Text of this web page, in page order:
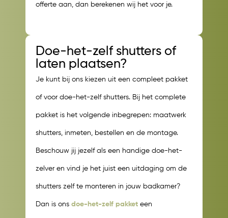
offerte aan, dan berekenen wij het voor je.
Doe-het-zelf shutters of
laten plaatsen?
Je kunt bij ons kiezen uit een compleet pakket
of voor doe-het-zelf shutters. Bij het complete
pakket is het volgende inbegrepen: maatwerk
shutters, inmeten, bestellen en de montage.
Beschouw jij jezelf als een handige doe-het-
zelver en vind je het juist een uitdaging om de
shutters zelf te monteren in jouw badkamer?
Dan is ons doe-het-zelf pakket een